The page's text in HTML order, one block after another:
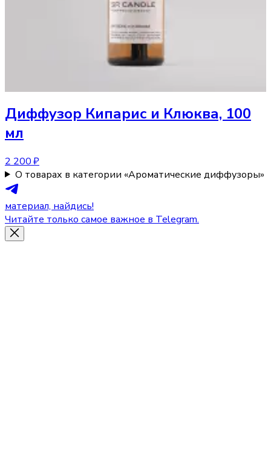
Диффузор Кипарис и Клюква, 100
мл
2 200 ₽
О товарах в категории «Ароматические диффузоры»
материал, найдись!
Читайте только самое важное в Telegram.